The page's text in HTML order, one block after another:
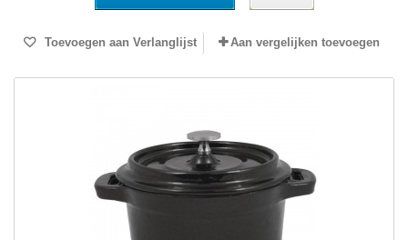
Toevoegen aan Verlanglijst Aan vergelijken toevoegen